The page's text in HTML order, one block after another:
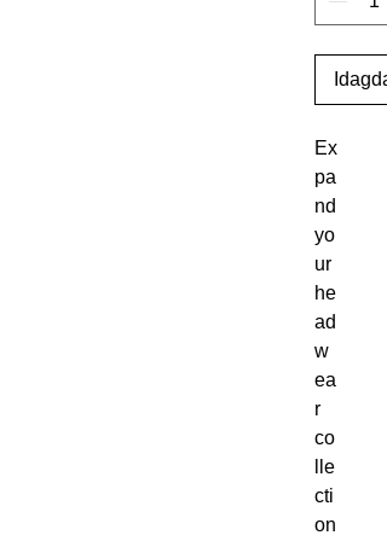
Ex
pa
nd
yo
ur
he
ad
w
ea
r
co
lle
cti
on